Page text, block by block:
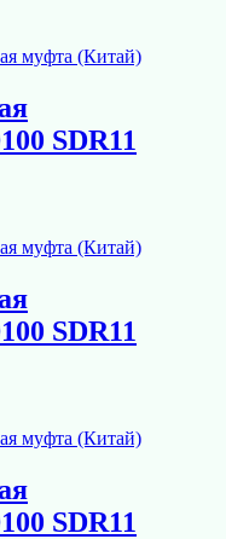
SDR11
SDR11
SDR11